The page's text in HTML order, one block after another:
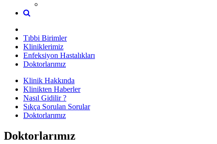
Tıbbi Birimler
Kliniklerimiz
Enfeksiyon Hastalıkları
Doktorlarımız
Klinik Hakkında
Klinikten Haberler
Nasıl Gidilir ?
Sıkça Sorulan Sorular
Doktorlarımız
Doktorlarımız